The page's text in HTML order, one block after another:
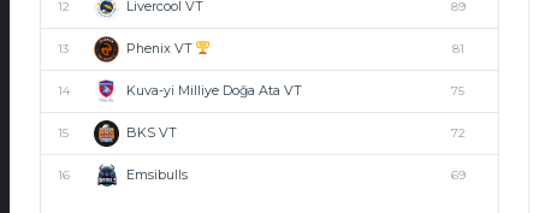
12 Livercool VT 89
13 Phenix VT 81
14 Kuva-yi Milliye Doğa Ata VT 75
15 BKS VT 72
16 Emsibulls 69